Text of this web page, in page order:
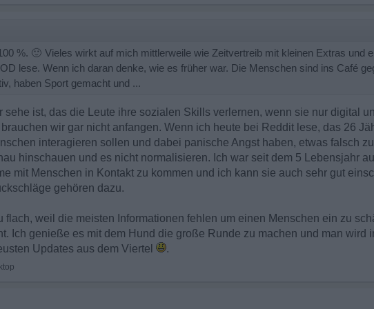
%. 🙂 Vieles wirkt auf mich mittlerweile wie Zeitvertreib mit kleinen Extras und
lese. Wenn ich daran denke, wie es früher war. Die Menschen sind ins Café
haben Sport gemacht und ...
sehe ist, das die Leute ihre sozialen Skills verlernen, wenn sie nur digital
wir gar nicht anfangen. Wenn ich heute bei Reddit lese, das 26
interagieren sollen und dabei panische Angst haben, etwas falsch
hinschauen und es nicht normalisieren. Ich war seit dem 5 Lebensjahr
mit Menschen in Kontakt zu kommen und ich kann sie auch sehr gut
gehören dazu.
flach, weil die meisten Informationen fehlen um einen Menschen ein zu
Ich genieße es mit dem Hund die große Runde zu machen und man wird
Updates aus dem Viertel
.